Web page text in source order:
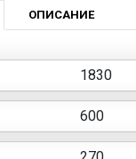
ОПИСАНИЕ
1830
600